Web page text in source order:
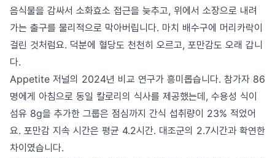
음식물을 감싸서 소화효소 접근을 늦추고, 위에서 소장으로 내려
가는 출구를 물리적으로 막아버립니다. 마치 배수구에 머리카락이
걸린 것처럼요. 덕분에 혈당도 천천히 오르고, 포만감도 오래 갑니
다.
Appetite 저널의 2024년 비교 연구가 흥미롭습니다. 참가자 86
명에게 아침으로 동일 칼로리의 식사를 제공했는데, 수용성 식이
섬유 8g을 추가한 그룹은 점심까지 간식 섭취량이 23% 적었어
요. 포만감 지속 시간은 평균 4.2시간. 대조군의 2.7시간과 확연한
차이였습니다.